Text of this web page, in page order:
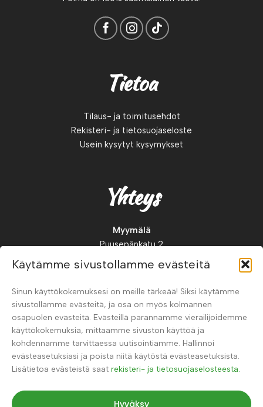
Käytämme sivustollamme evästeitä
Sinun käyttökokemuksesi on meille tärkeää! Siksi käytämme
sivustollamme evästeitä, ja osa on myös kolmannen
osapuolen evästeitä. Evästeillä parannamme vierailijoidemme
käyttökokemuksia, mittaamme sivuston käyttöä ja
kohdennamme tarvittaessa uutisointiamme. Hallinnoi
evästeasetuksiasi ja poista niitä käytöstä evästeasetuksista.
Lisätietoa evästeistä saat rekisteri- ja tietosuojaselosteesta.
Hyväksy
Tietoa
Tilaus- ja toimitusehdot
Rekisteri- ja tietosuojaseloste
Usein kysytyt kysymykset
Yhteys
Myymälä
Puusepänkatu 2
88900, Kuhmo